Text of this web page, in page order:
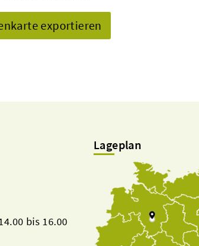
exportieren
bis 16.00
Lageplan